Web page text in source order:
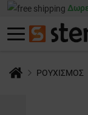
ΡΟΥΧΙΣΜΟΣ